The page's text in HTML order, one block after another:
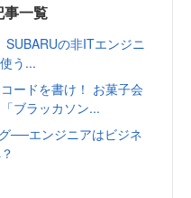
事一覧
SUBARUの非ITエンジニ
う...
ードを書け！ お菓子会
ブラッカソン...
──エンジニアはビジネ